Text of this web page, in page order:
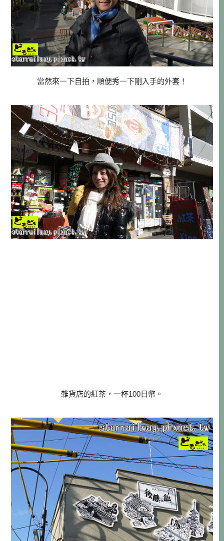
當然來一下自拍，順便秀一下剛入手的外套！
雜貨店的紅茶，一杯100日幣。